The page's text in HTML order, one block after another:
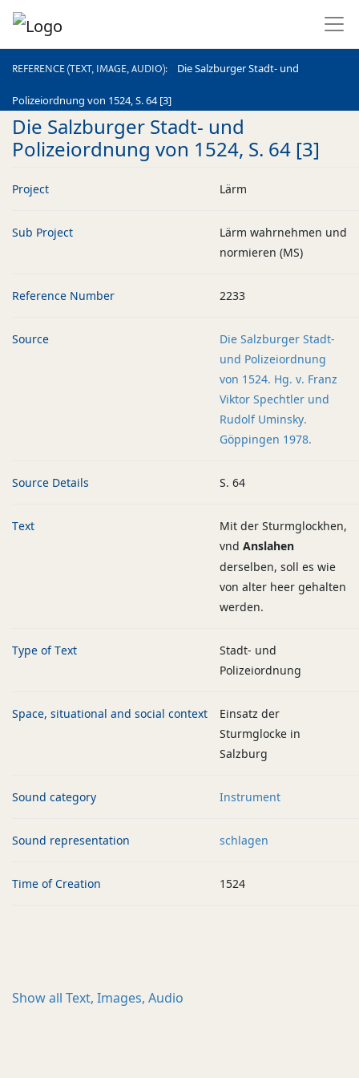
REFERENCE (TEXT, IMAGE, AUDIO) Die Salzburger Stadt- und
Polizeiordnung von 1524, S. 64 [3]
REFERENCE (TEXT, IMAGE, AUDIO)
Die Salzburger Stadt- und
Polizeiordnung von 1524, S. 64 [3]
Project Lärm
Sub Project
Lärm wahrnehmen und
normieren (MS)
Reference Number 2233
Source
Die Salzburger Stadt-
und Polizeiordnung
von 1524. Hg. v. Franz
Viktor Spechtler und
Rudolf Uminsky.
Göppingen 1978.
Source Details S. 64
Text
Mit der Sturmglockhen,
vnd Anslahen
derselben, soll es wie
von alter heer gehalten
werden.
Type of Text
Stadt- und
Polizeiordnung
Space, situational and social context
Einsatz der
Sturmglocke in
Salzburg
Sound category Instrument
Sound representation schlagen
Time of Creation 1524
Show all Text, Images, Audio